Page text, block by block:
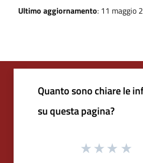
Ultimo aggiornamento: 11 maggio
Quanto sono chiare le
su questa pagina?